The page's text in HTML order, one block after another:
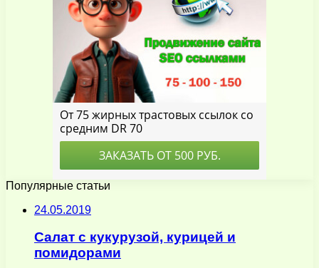
Популярные статьи
24.05.2019
Салат с кукурузой, курицей и
помидорами